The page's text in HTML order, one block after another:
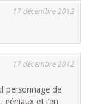
17 décembre 2012
17 décembre 2012
personnage de
et j’en